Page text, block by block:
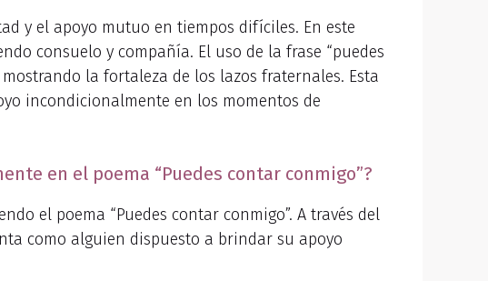
y el apoyo mutuo en tiempos difíciles. En este
consuelo y compañía. El uso de la frase “puedes
la fortaleza de los lazos fraternales. Esta
incondicionalmente en los momentos de
en el poema “Puedes contar conmigo”?
el poema “Puedes contar conmigo”. A través del
como alguien dispuesto a brindar su apoyo